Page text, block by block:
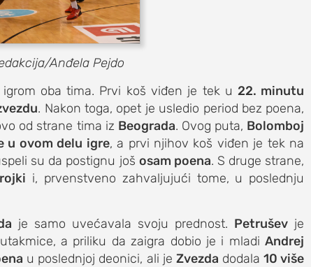
DNEVNI LIST
Anđela Pejdo
oba tima. Prvi koš viđen je tek u22. minutu
. Nakon toga, opet je usledio period bez poena,
od strane tima iz Beograda. Ovog puta, Bolomboj
u ovom delu igre, a prvi njihov koš viđen je tek na
su da postignu još osam poena. S druge strane,
i, prvenstveno zahvaljujući tome, u poslednju
je samo uvećavala svoju prednost. Petrušev je
a priliku da zaigra dobio je i mladiAndrej
u poslednjoj deonici, ali je Zvezda dodala10 više